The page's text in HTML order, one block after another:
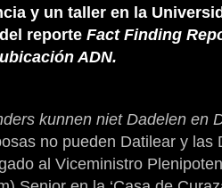
y un taller en la
reporte Fact Finding
ADN.
kunnen niet Dadelen en
no pueden Datilear y las
al Viceministro